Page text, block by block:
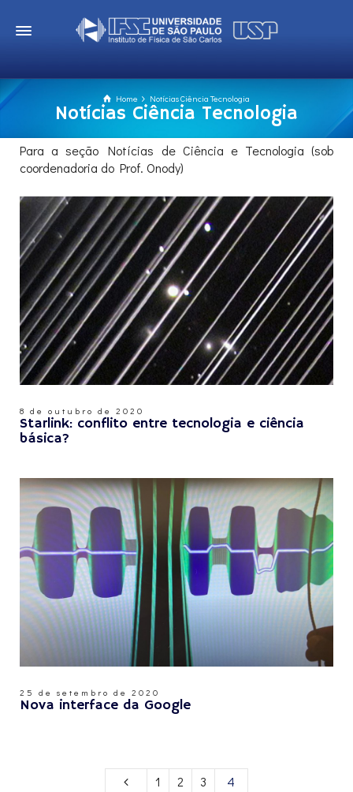
Home Notícias Ciência Tecnologia
Notícias Ciência Tecnologia
Para a seção Notícias de Ciência e Tecnologia (sob
coordenadoria do Prof. Onody)
8 de outubro de 2020
Starlink: conflito entre tecnologia e ciência
básica?
25 de setembro de 2020
Nova interface da Google
1 2 3 4